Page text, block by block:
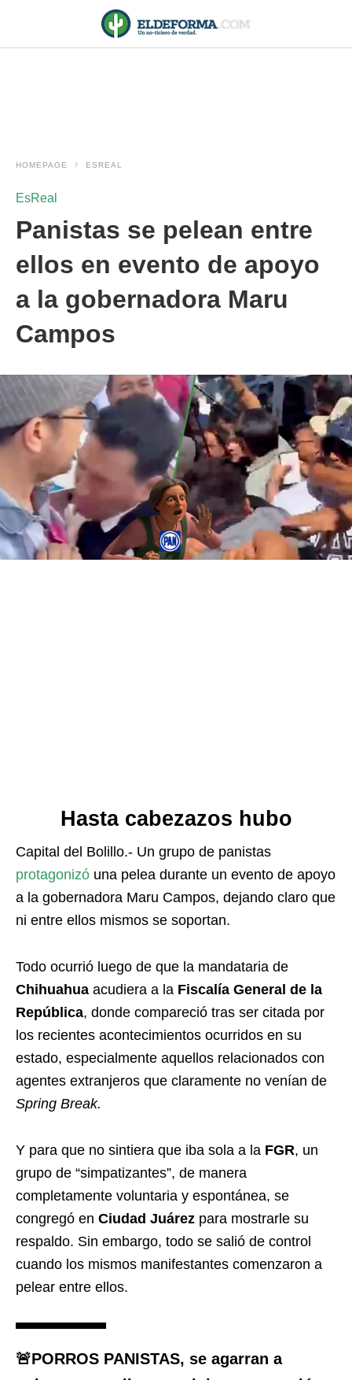
HOMEPAGE ESREAL
EsReal
Panistas se pelean entre
ellos en evento de apoyo
a la gobernadora Maru
Campos
Hasta cabezazos hubo
Capital del Bolillo.- Un grupo de panistas
protagonizó una pelea durante un evento de apoyo
a la gobernadora Maru Campos, dejando claro que
ni entre ellos mismos se soportan.
Todo ocurrió luego de que la mandataria de
Chihuahua acudiera a la Fiscalía General de la
República, donde compareció tras ser citada por
los recientes acontecimientos ocurridos en su
estado, especialmente aquellos relacionados con
agentes extranjeros que claramente no venían de
Spring Break.
Y para que no sintiera que iba sola a la FGR, un
grupo de “simpatizantes”, de manera
completamente voluntaria y espontánea, se
congregó en Ciudad Juárez para mostrarle su
respaldo. Sin embargo, todo se salió de control
cuando los mismos manifestantes comenzaron a
pelear entre ellos.
🚨PORROS PANISTAS, se agarran a